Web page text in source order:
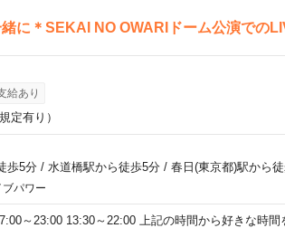
に＊SEKAI NO OWARIドーム公演での
給あり
定有り）
歩5分/ 水道橋駅から徒歩5分/ 春日(東京都)駅から
パワー
～23:00 13:30～22:00 上記の時間から好きな時